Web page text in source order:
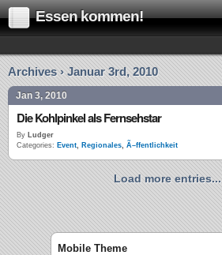
Essen kommen!
Archives › Januar 3rd, 2010
Jan 3, 2010
Die Kohlpinkel als Fernsehstar
By Ludger
Categories: Event, Regionales, Ã–ffentlichkeit
Load more entries...
Mobile Theme